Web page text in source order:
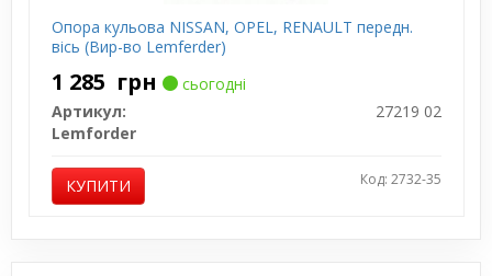
Опора кульова NISSAN, OPEL, RENAULT передн.
вісь (Вир-во Lemferder)
1 285 грн
сьогодні
Артикул:
27219 02
Lemforder
КУПИТИ Код: 2732-35